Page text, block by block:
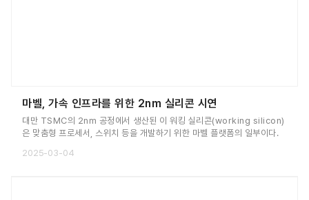
마벨, 가속 인프라를 위한 2nm 실리콘 시연
대만 TSMC의 2nm 공정에서 생산된 이 워킹 실리콘(working silicon)
은 맞춤형 프로세서, 스위치 등을 개발하기 위한 마벨 플랫폼의 일부이다.
2025-03-04